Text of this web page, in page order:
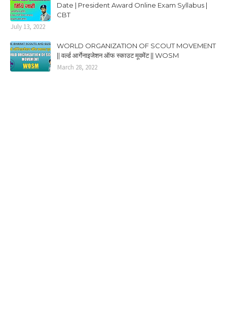
Date | President Award Online Exam Syllabus |
CBT
July 13, 2022
WORLD ORGANIZATION OF SCOUT MOVEMENT
|| वर्ल्ड आर्गेनाइजेशन ऑफ स्काउट मूवमेंट || WOSM
March 28, 2022